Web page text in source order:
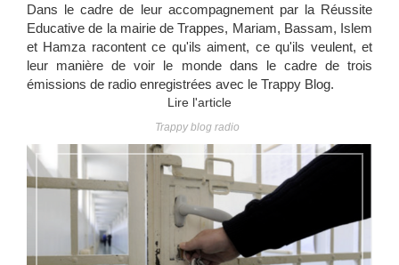
Dans le cadre de leur accompagnement par la Réussite
Educative de la mairie de Trappes, Mariam, Bassam, Islem
et Hamza racontent ce qu'ils aiment, ce qu'ils veulent, et
leur manière de voir le monde dans le cadre de trois
émissions de radio enregistrées avec le Trappy Blog.
Lire l'article
Trappy blog radio